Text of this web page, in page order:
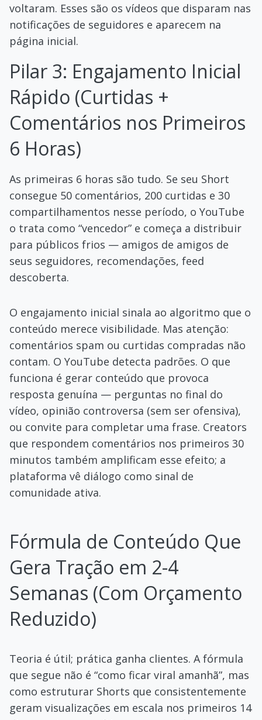
voltaram. Esses são os vídeos que disparam nas
notificações de seguidores e aparecem na
página inicial.
Pilar 3: Engajamento Inicial
Rápido (Curtidas +
Comentários nos Primeiros
6 Horas)
As primeiras 6 horas são tudo. Se seu Short
consegue 50 comentários, 200 curtidas e 30
compartilhamentos nesse período, o YouTube
o trata como “vencedor” e começa a distribuir
para públicos frios — amigos de amigos de
seus seguidores, recomendações, feed
descoberta.
O engajamento inicial sinala ao algoritmo que o
conteúdo merece visibilidade. Mas atenção:
comentários spam ou curtidas compradas não
contam. O YouTube detecta padrões. O que
funciona é gerar conteúdo que provoca
resposta genuína — perguntas no final do
vídeo, opinião controversa (sem ser ofensiva),
ou convite para completar uma frase. Creators
que respondem comentários nos primeiros 30
minutos também amplificam esse efeito; a
plataforma vê diálogo como sinal de
comunidade ativa.
Fórmula de Conteúdo Que
Gera Tração em 2-4
Semanas (Com Orçamento
Reduzido)
Teoria é útil; prática ganha clientes. A fórmula
que segue não é “como ficar viral amanhã”, mas
como estruturar Shorts que consistentemente
geram visualizações em escala nos primeiros 14